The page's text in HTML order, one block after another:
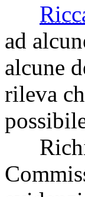
ad
alcune
rileva